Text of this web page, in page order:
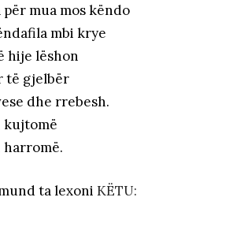
mua mos këndo
mbi krye
hije lëshon
të gjelbër
dhe rrebesh.
kujtomë
harromë.
ta lexoni KËTU: